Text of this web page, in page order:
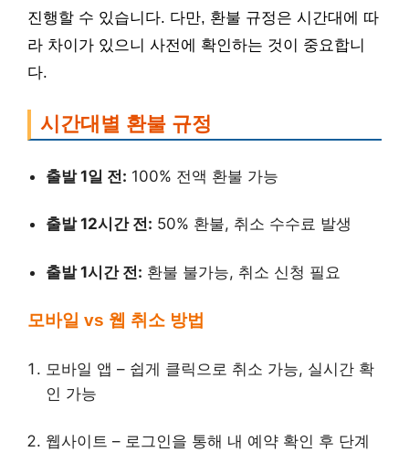
진행할 수 있습니다. 다만, 환불 규정은 시간대에 따
라 차이가 있으니 사전에 확인하는 것이 중요합니
다.
시간대별 환불 규정
출발 1일 전: 100% 전액 환불 가능
출발 12시간 전: 50% 환불, 취소 수수료 발생
출발 1시간 전: 환불 불가능, 취소 신청 필요
모바일 vs 웹 취소 방법
모바일 앱 – 쉽게 클릭으로 취소 가능, 실시간 확
인 가능
웹사이트 – 로그인을 통해 내 예약 확인 후 단계